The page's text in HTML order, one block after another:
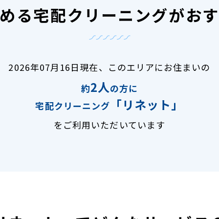
る宅配クリーニングがお
2026年07月16日現在、
このエリアにお住まいの
約2人の方に
宅配クリーニング
「リネット」
をご利用いただいています